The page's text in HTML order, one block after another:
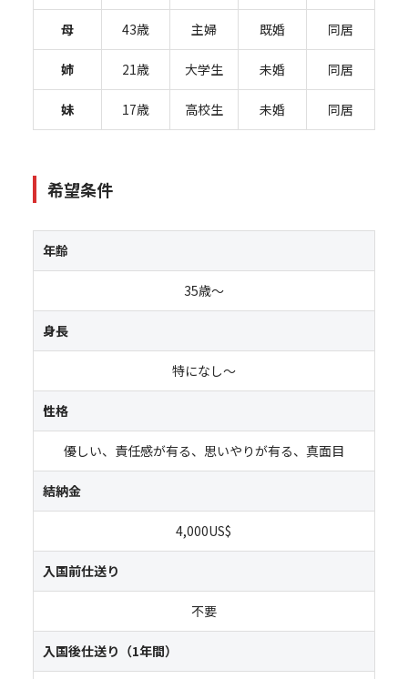
母 43歳 主婦 既婚 同居
姉 21歳 大学生 未婚 同居
妹 17歳 高校生 未婚 同居
希望条件
年齢
35歳～
身長
特になし～
性格
優しい、責任感が有る、思いやりが有る、真面目
結納金
4,000US$
入国前仕送り
不要
入国後仕送り（1年間）